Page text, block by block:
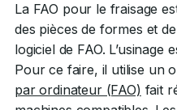
La FAO pour le fraisage
des pièces de formes et
logiciel de FAO. L’usinage
Pour ce faire, il utilise un
par ordinateur (FAO) fait